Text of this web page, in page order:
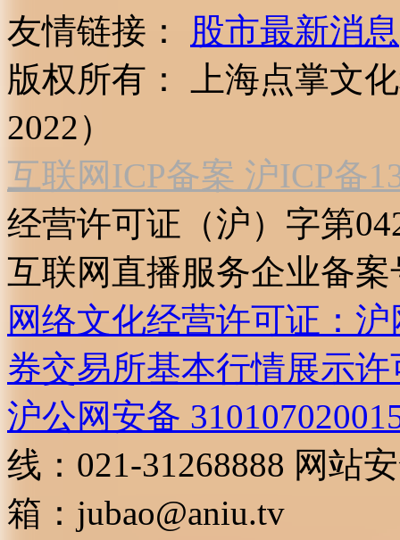
友情链接：
股市最新消息
版权所有：
上海点掌文
2022）
互联网ICP备案 沪ICP备
经营许可证（沪）字第
互联网直播服务企业备案
网络文化经营许可证：
券交易所基本行情展示许
沪公网安备
线：021-31268888 网站
箱： jubao@aniu.tv